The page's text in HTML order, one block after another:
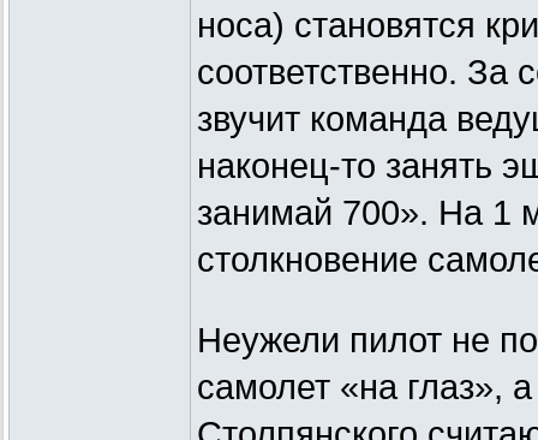
носа) становятся
соответственно. За
звучит команда
наконец-то занять
занимай 700». На 1
столкновение
Неужели пилот не
самолет «на глаз»,